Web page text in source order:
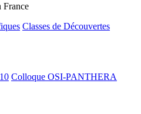
France
Classes de Découvertes
Colloque OSI-PANTHERA